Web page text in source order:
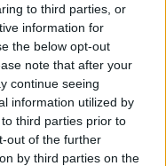
to third parties, or
information for
the below opt-out
note that after your
continue seeing
information utilized by
third parties prior to
out of the further
by third parties on the